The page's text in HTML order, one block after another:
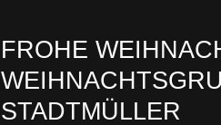
FROHE
TADTMÜLLER